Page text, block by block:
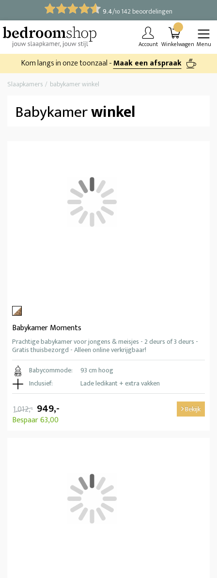
9.4/10 142 beoordelingen
Account Winkelwagen Menu
Kom langs in onze toonzaal -Maak een afspraak
Slaapkamers babykamer winkel
Babykamerwinkel
Babykamer Moments
Prachtige babykamer voor jongens & meisjes - 2 deurs of 3 deurs -
Gratis thuisbezorgd - Alleen online verkrijgbaar!
Babycommode:
93 cm hoog
Inclusief:
Lade ledikant + extra vakken
1.012,- 949,-
Bespaar 63,00
Bekijk